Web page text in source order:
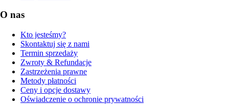
O nas
Kto jesteśmy?
Skontaktuj się z nami
Termin sprzedaży
Zwroty & Refundacje
Zastrzeżenia prawne
Metody płatności
Ceny i opcje dostawy
Oświadczenie o ochronie prywatności